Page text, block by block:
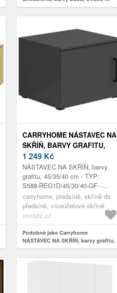
cm
CARRYHOME NÁSTAVEC NA
SKŘÍŇ, BARVY GRAFITU,
45/35/40 CM
1 249 Kč
NÁSTAVEC NA SKŘÍŇ, barvy
grafitu, 45/35/40 cm - TYP:
S588-REG1D/45/30/40-GF- -
FMIX70-KPL01, GRAFIT, 1
DVEŘE, - Š/V/H: CA.
45/35/40CM
carryhome, předsíně, skříně do
předsíně, víceúčelové skříně
xxxlutz.cz
Podobně jako Carryhome
NÁSTAVEC NA SKŘÍŇ, barvy grafitu,
45/35/40 cm